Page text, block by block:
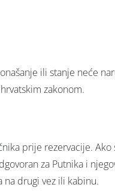
ili stanje neće
zakonom.
prije rezervacije. Ako
za Putnika i
drugi vez ili kabinu.